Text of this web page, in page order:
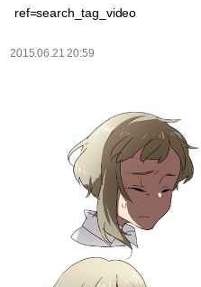
ref=search_tag_video
2015.06.21 20:59